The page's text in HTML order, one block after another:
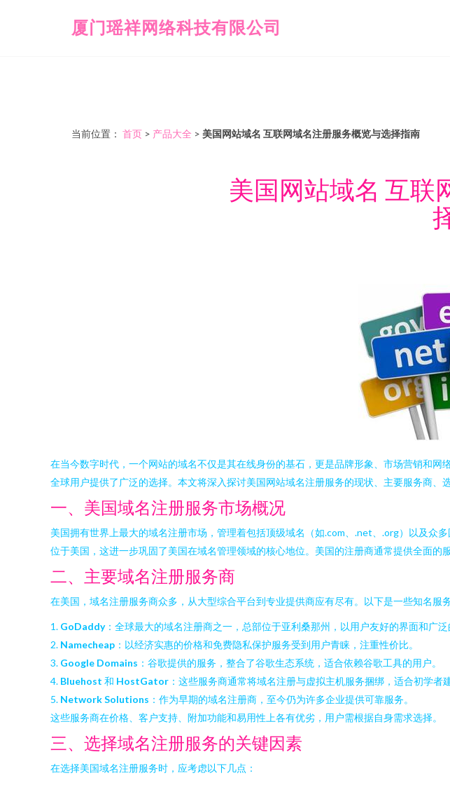
厦门瑶祥网络科技有限公司
当前位置： 首页 > 产品大全 > 美国网站域名 互联网域名注册服务概览与选择指南
美国网站域名 互联
在当今数字时代，一个网站的域名不仅是其在线身份的基石，更是品牌形象、市场营销和
全球用户提供了广泛的选择。本文将深入探讨美国网站域名注册服务的现状、主要服务商、
一、美国域名注册服务市场概况
美国拥有世界上最大的域名注册市场，管理着包括顶级域名（如.com、.net、.org）以及
位于美国，这进一步巩固了美国在域名管理领域的核心地位。美国的注册商通常提供全面的
二、主要域名注册服务商
在美国，域名注册服务商众多，从大型综合平台到专业提供商应有尽有。以下是一些知名服
1. GoDaddy：全球最大的域名注册商之一，总部位于亚利桑那州，以用户友好的界面和广泛
2. Namecheap ：以经济实惠的价格和免费隐私保护服务受到用户青睐，注重性价比。
3. Google Domains ：谷歌提供的服务，整合了谷歌生态系统，适合依赖谷歌工具的用户。
4. Bluehost 和 HostGator ：这些服务商通常将域名注册与虚拟主机服务捆绑，适合初学者
5. Network Solutions ：作为早期的域名注册商，至今仍为许多企业提供可靠服务。
这些服务商在价格、客户支持、附加功能和易用性上各有优劣，用户需根据自身需求选择。
三、选择域名注册服务的关键因素
在选择美国域名注册服务时，应考虑以下几点：